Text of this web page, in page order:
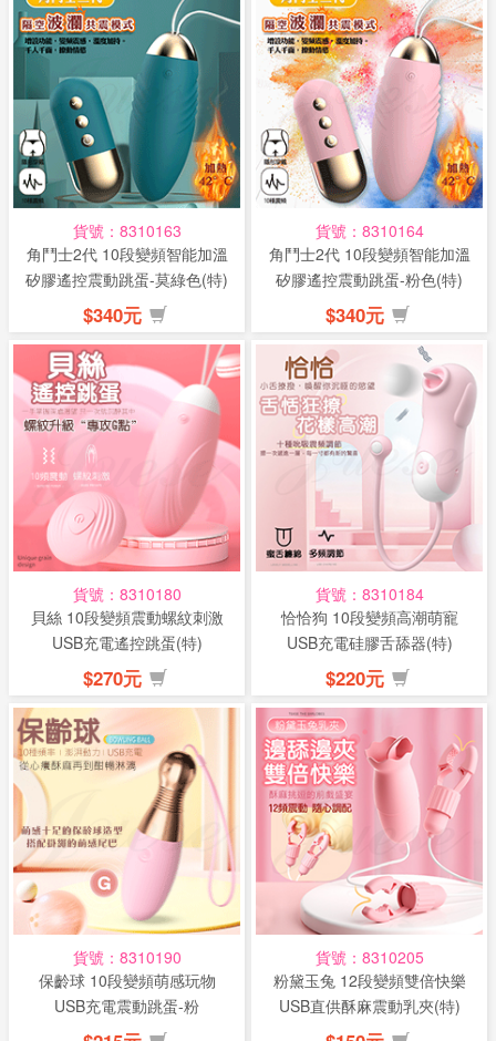
貨號：8310163
角鬥士2代 10段變頻智能加溫
矽膠遙控震動跳蛋-莫綠色(特)
$340元
貨號：8310164
角鬥士2代 10段變頻智能加溫
矽膠遙控震動跳蛋-粉色(特)
$340元
貨號：8310180
貝絲 10段變頻震動螺紋刺激
USB充電遙控跳蛋(特)
$270元
貨號：8310184
恰恰狗 10段變頻高潮萌寵
USB充電硅膠舌舔器(特)
$220元
貨號：8310190
保齡球 10段變頻萌感玩物
USB充電震動跳蛋-粉
貨號：8310205
粉黛玉兔 12段變頻雙倍快樂
USB直供酥麻震動乳夾(特)